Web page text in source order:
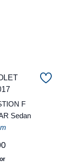
F
Sedan